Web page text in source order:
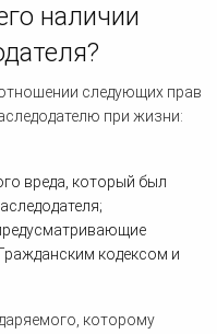
наличии
следующих прав
при жизни:
вреда, который был
кодексом и
которому